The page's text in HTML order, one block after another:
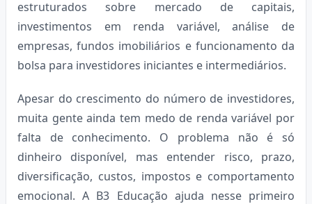
estruturados sobre mercado de capitais,
investimentos em renda variável, análise de
empresas, fundos imobiliários e funcionamento da
bolsa para investidores iniciantes e intermediários.
Apesar do crescimento do número de investidores,
muita gente ainda tem medo de renda variável por
falta de conhecimento. O problema não é só
dinheiro disponível, mas entender risco, prazo,
diversificação, custos, impostos e comportamento
emocional. A B3 Educação ajuda nesse primeiro